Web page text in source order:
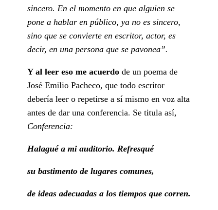
sincero. En el momento en que alguien se
pone a hablar en público, ya no es sincero,
sino que se convierte en escritor, actor, es
decir, en una persona que se pavonea”.
Y al leer eso me acuerdo de un poema de
José Emilio Pacheco, que todo escritor
debería leer o repetirse a sí mismo en voz alta
antes de dar una conferencia. Se titula así,
Conferencia:
Halagué a mi auditorio. Refresqué
su bastimento de lugares comunes,
de ideas adecuadas a los tiempos que corren.